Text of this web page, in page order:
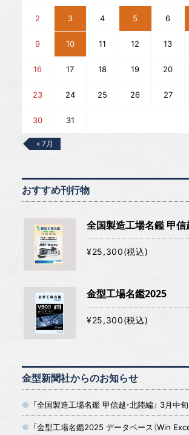
2 3 4 5 6
9 10 11 12 13
16 17 18 19 20
23 24 25 26 27
30 31
« 7月
おすすめ刊行物
全国製造工場名鑑 甲信
¥25,300(税込)
金型工場名鑑2025
¥25,300(税込)
金型新聞社からのお知らせ
「全国製造工場名鑑 甲信越・北陸編」 3月中
「金型工場名鑑2025 データベース（Win